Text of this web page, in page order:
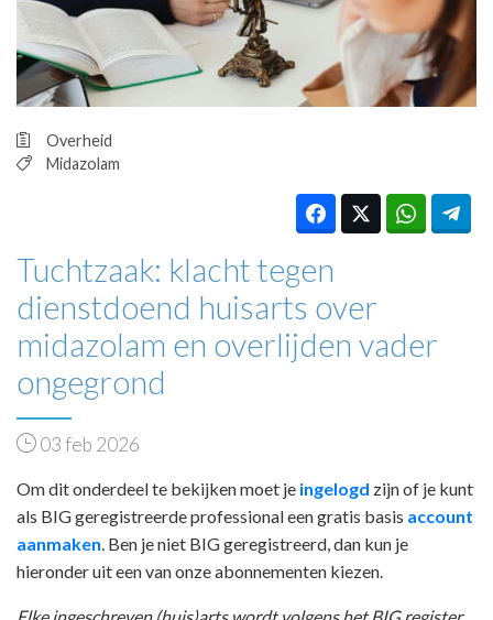
PRAKTIJKZAKEN
TARIEVEN
VPHUISARTSEN
INLOGGEN
Overheid
Midazolam
Tuchtzaak: klacht tegen
dienstdoend huisarts over
midazolam en overlijden vader
ongegrond
03 feb 2026
Om dit onderdeel te bekijken moet je ingelogd zijn of je kunt
als BIG geregistreerde professional een gratis basis account
aanmaken. Ben je niet BIG geregistreerd, dan kun je
hieronder uit een van onze abonnementen kiezen.